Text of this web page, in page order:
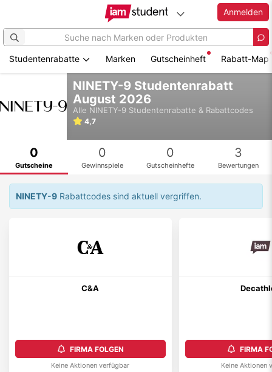
springen
Anmelden
Studentenrabatte Marken Gutscheinheft Rabatt-Map
NINETY-9 Studentenrabatt
August 2026
Alle NINETY-9 Studentenrabatte & Rabattcodes
4,7
0
Gutscheine
0
Gewinnspiele
0
Gutscheinhefte
3
Bewertungen
NINETY-9 Rabattcodes sind aktuell vergriffen.
C&A
FIRMA FOLGEN
Keine Aktionen verfügbar
FIRMA
Keine Aktionen